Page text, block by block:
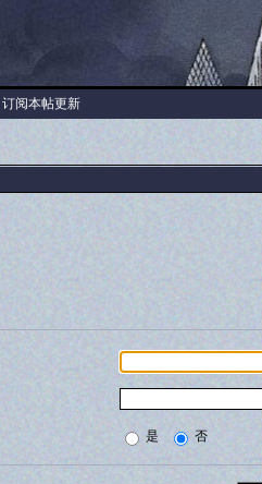
|订阅本帖更新
是 否